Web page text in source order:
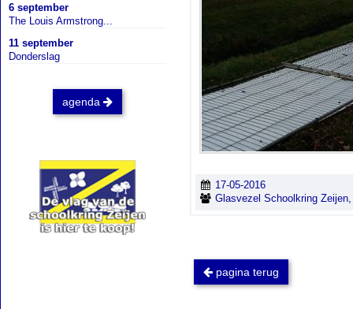
6 september
The Louis Armstrong...
11 september
Donderslag
agenda
17-05-2016
Glasvezel Schoolkring
pagina terug